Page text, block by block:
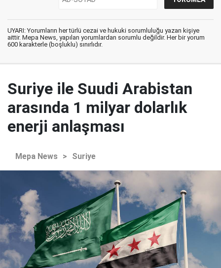
UYARI: Yorumların her türlü cezai ve hukuki sorumluluğu yazan kişiye
aittir. Mepa News, yapılan yorumlardan sorumlu değildir. Her bir yorum
600 karakterle (boşluklu) sınırlıdır.
Suriye ile Suudi Arabistan
arasında 1 milyar dolarlık
enerji anlaşması
Mepa News > Suriye